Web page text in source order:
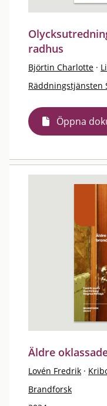
radhus
Björtin Charlotte ·
Räddningstjänsten
Öppna
Äldre
Lovén Fredrik ·
Brandforsk